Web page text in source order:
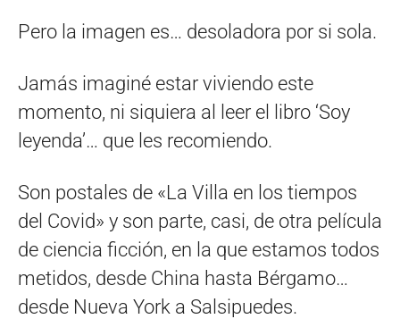
Pero la imagen es… desoladora por si sola.
Jamás imaginé estar viviendo este
momento, ni siquiera al leer el libro ‘Soy
leyenda’… que les recomiendo.
Son postales de «La Villa en los tiempos
del Covid» y son parte, casi, de otra película
de ciencia ficción, en la que estamos todos
metidos, desde China hasta Bérgamo…
desde Nueva York a Salsipuedes.